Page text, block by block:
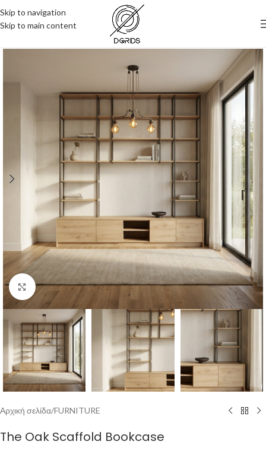
Skip to navigation
Skip to main content
Click to enlarge
Αρχική σελίδα/FURNITURE
The Oak Scaffold Bookcase